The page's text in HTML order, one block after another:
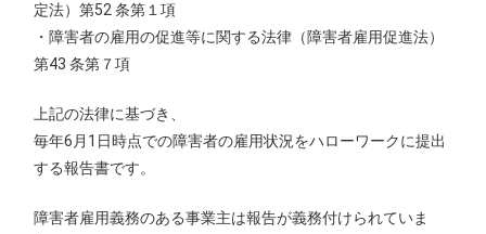
定法）第52 条第１項
・障害者の雇用の促進等に関する法律（障害者雇用促進法）
第43 条第７項
上記の法律に基づき、
毎年6月1日時点での障害者の雇用状況をハローワークに提出
する報告書です。
障害者雇用義務のある事業主は報告が義務付けられていま